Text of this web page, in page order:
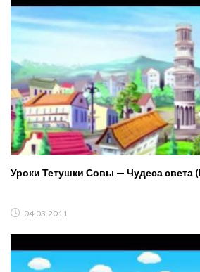
Уроки Тетушки Совы — Чудеса света
04.03.2011